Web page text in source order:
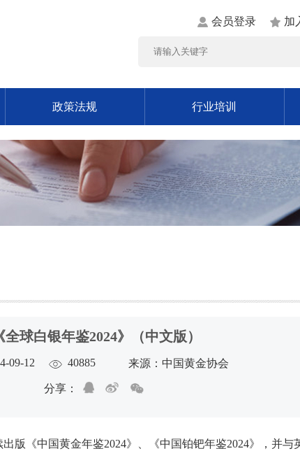
会员登录 加
政策法规 行业培训
《全球白银年鉴2024》（中文版）
09-12 40885 来源：中国黄金协会
分享：
版《中国黄金年鉴2024》、《中国铂钯年鉴2024》，并与